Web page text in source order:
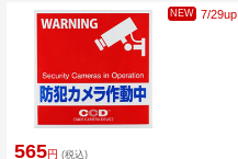
NEW 7/29up
565円 (税込)